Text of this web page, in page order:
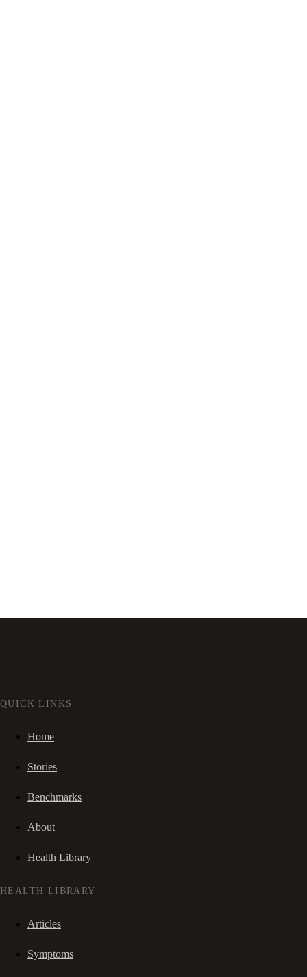
QUICK LINKS
Home
Stories
Benchmarks
About
Health Library
HEALTH LIBRARY
Articles
Symptoms